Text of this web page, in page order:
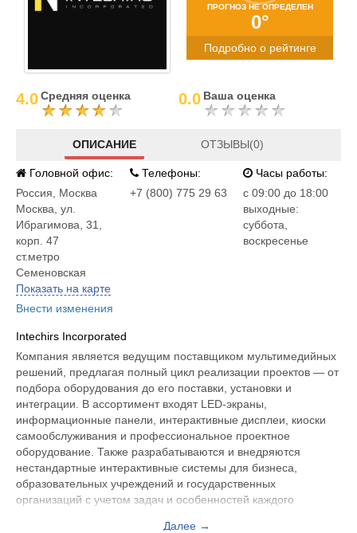
ПРОГНОЗ НЕ ОПРЕДЕЛЕН
0°
Подробно о рейтинге
4.0Средняя оценка 0.0 Ваша оценка
ОПИСАНИЕ ОТЗЫВЫ(0)
Головной офис:
Россия
Москва
Москва, ул.
Ибрагимова, 31,
корп. 47
ст.метро
Семеновская
Показать на карте
Внести изменения
Телефоны:
+7 (800) 775 29 63
Часы работы:
c 09:00 до 18:00
выходные:
суббота,
воскресенье
Intechirs Incorporated
Компания является ведущим поставщиком мультимедийных
решений, предлагая полный цикл реализации проектов — от
подбора оборудования до его поставки, установки и
интеграции. В ассортимент входят LED-экраны,
информационные панели, интерактивные дисплеи, киоски
самообслуживания и профессиональное проектное
оборудование. Также разрабатываются и внедряются
нестандартные интерактивные системы для бизнеса,
образовательных учреждений и государственных
организаций с учетом задач и особенностей каждого
Далее →